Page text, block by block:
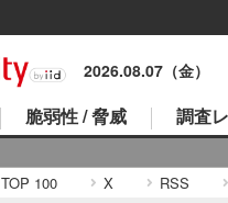
2026.08.07（金）
脆弱性 / 脅威 調査
TOP 100 X RSS